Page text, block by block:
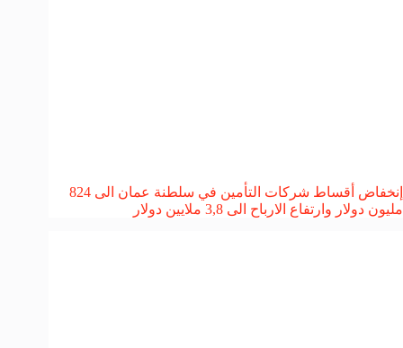
إنخفاض أقساط شركات التأمين في سلطنة عمان الى 824
مليون دولار وارتفاع الارباح الى 3,8 ملايين دولار